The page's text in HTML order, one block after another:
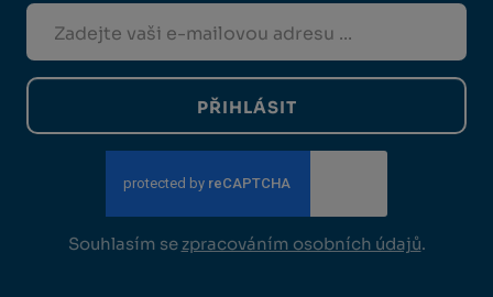
PŘIHLÁSIT
Souhlasím se zpracováním osobních údajů.